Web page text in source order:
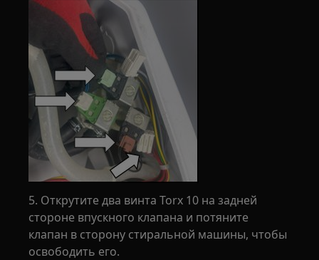
5. Открутите два винта Torx 10 на задней
стороне впускного клапана и потяните
клапан в сторону стиральной машины, чтобы
освободить его.